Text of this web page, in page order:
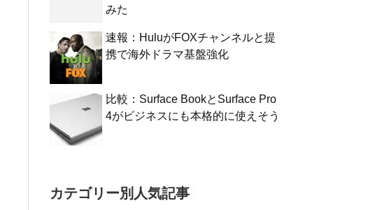
みた
速報：HuluがFOXチャンネルと提
携で海外ドラマ基盤強化
比較：Surface BookとSurface Pro
4がビジネスにも本格的に使えそう
カテゴリー別人気記事